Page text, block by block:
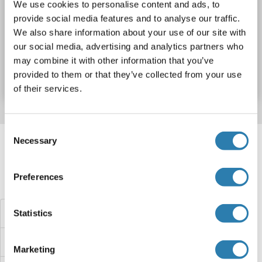
We use cookies to personalise content and ads, to
provide social media features and to analyse our traffic.
We also share information about your use of our site with
our social media, advertising and analytics partners who
may combine it with other information that you’ve
provided to them or that they’ve collected from your use
of their services.
Selection
Necessary
Preferences
Statistics
Marketing
Cell Lysate, Tissue Homogenate
Produktnummer ABIN5658354
Datenblatt Details
Target information, Synonyms, Latest
Haben Sie etwas anderes gesucht?
RASGRF1 ELISA Kits